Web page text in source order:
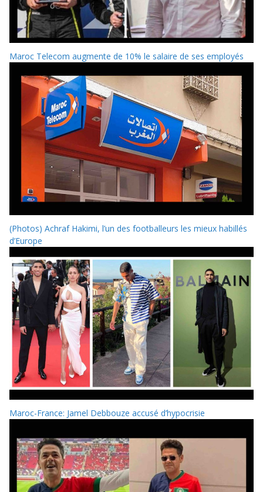
Maroc Telecom augmente de 10% le salaire de ses employés
(Photos) Achraf Hakimi, l’un des footballeurs les mieux habillés
d’Europe
Maroc-France: Jamel Debbouze accusé d’hypocrisie